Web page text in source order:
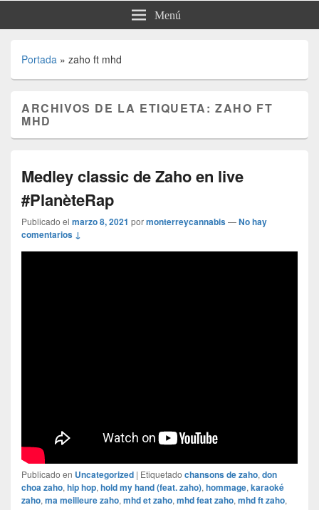
Menú
Portada » zaho ft mhd
ARCHIVOS DE LA ETIQUETA:ZAHO FT
MHD
Medley classic de Zaho en live
#PlanèteRap
Publicado el marzo 8, 2021 pormonterreycannabis—No hay
comentarios ↓
Publicado en Uncategorized | Etiquetado chansons de zaho, don
choa zaho, hip hop, hold my hand (feat. zaho), hommage, karaoké
zaho, ma meilleure zaho, mhd et zaho, mhd feat zaho, mhd ft zaho,